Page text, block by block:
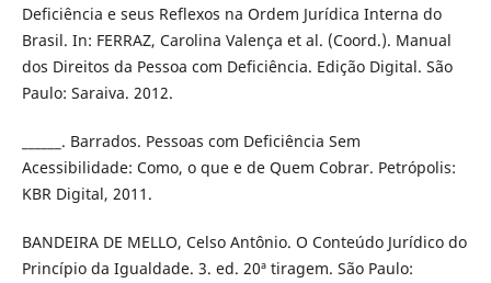
Deficiência e seus Reflexos na Ordem Jurídica Interna do
Brasil. In: FERRAZ, Carolina Valença et al. (Coord.). Manual
dos Direitos da Pessoa com Deficiência. Edição Digital. São
Paulo: Saraiva. 2012.
______. Barrados. Pessoas com Deficiência Sem
Acessibilidade: Como, o que e de Quem Cobrar. Petrópolis:
KBR Digital, 2011.
BANDEIRA DE MELLO, Celso Antônio. O Conteúdo Jurídico do
Princípio da Igualdade. 3. ed. 20ª tiragem. São Paulo: